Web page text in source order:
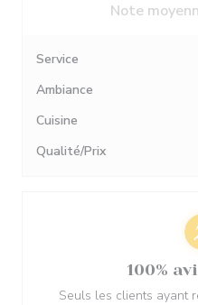
Note
Service
Ambiance
Cuisine
Qualité/Prix
100%
Seuls les clients ayant